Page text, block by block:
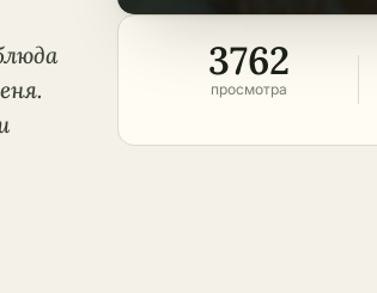
3762
просмотра